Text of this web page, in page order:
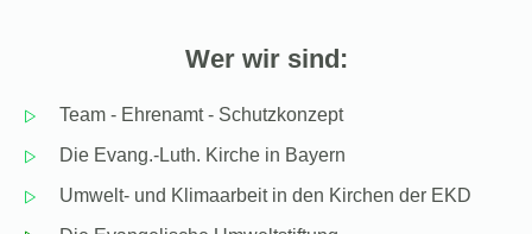
Wer wir sind:
Team - Ehrenamt - Schutzkonzept
Die Evang.-Luth. Kirche in Bayern
Umwelt- und Klimaarbeit in den Kirchen der EKD